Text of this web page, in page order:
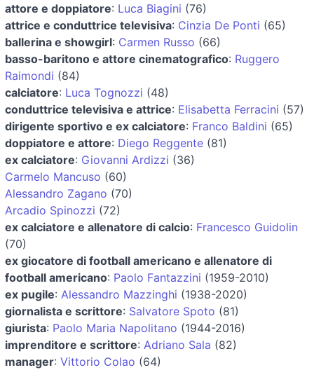
attore e doppiatore: Luca Biagini (76)
attrice e conduttrice televisiva: Cinzia De Ponti (65)
ballerina e showgirl: Carmen Russo (66)
basso-baritono e attore cinematografico: Ruggero
Raimondi (84)
calciatore: Luca Tognozzi (48)
conduttrice televisiva e attrice: Elisabetta Ferracini (57)
dirigente sportivo e ex calciatore: Franco Baldini (65)
doppiatore e attore: Diego Reggente (81)
ex calciatore: Giovanni Ardizzi (36)
Carmelo Mancuso (60)
Alessandro Zagano (70)
Arcadio Spinozzi (72)
ex calciatore e allenatore di calcio: Francesco Guidolin
(70)
ex giocatore di football americano e allenatore di
football americano: Paolo Fantazzini (1959-2010)
ex pugile: Alessandro Mazzinghi (1938-2020)
giornalista e scrittore: Salvatore Spoto (81)
giurista: Paolo Maria Napolitano (1944-2016)
imprenditore e scrittore: Adriano Sala (82)
manager: Vittorio Colao (64)